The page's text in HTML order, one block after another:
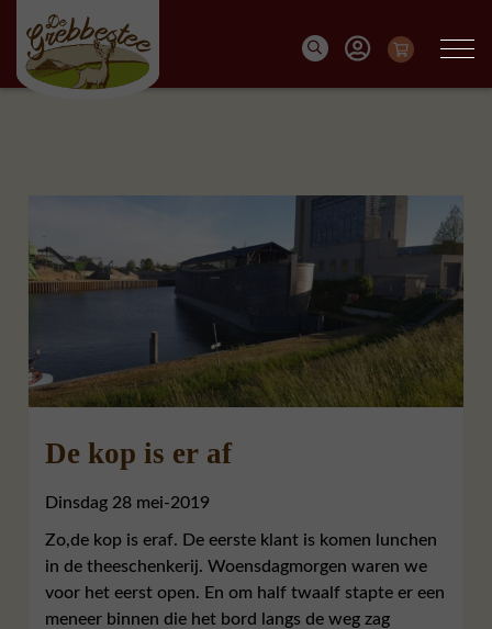
De kop is er af
Dinsdag 28 mei-2019
Zo,de kop is eraf. De eerste klant is komen lunchen
in de theeschenkerij. Woensdagmorgen waren we
voor het eerst open. En om half twaalf stapte er een
meneer binnen die het bord langs de weg zag